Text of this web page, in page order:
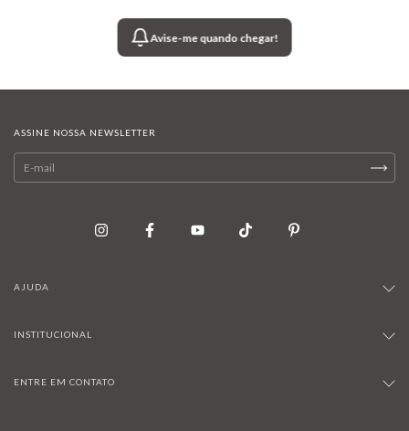
Avise-me quando chegar!
ASSINE NOSSA NEWSLETTER
AJUDA
INSTITUCIONAL
ENTRE EM CONTATO